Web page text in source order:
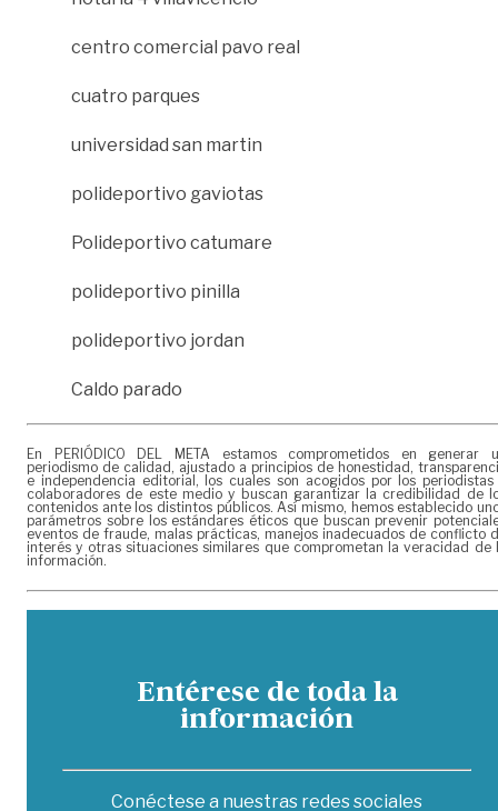
centro comercial pavo real
cuatro parques
universidad san martin
polideportivo gaviotas
Polideportivo catumare
polideportivo pinilla
polideportivo jordan
Caldo parado
En PERIÓDICO DEL META estamos comprometidos en generar
periodismo de calidad, ajustado a principios de honestidad,
e independencia editorial, los cuales son acogidos por los periodistas
colaboradores de este medio y buscan garantizar la credibilidad de
contenidos ante los distintos públicos. Así mismo, hemos establecido
parámetros sobre los estándares éticos que buscan prevenir
eventos de fraude, malas prácticas, manejos inadecuados de conflicto
interés y otras situaciones similares que comprometan la veracidad de
información.
Entérese de toda la
información
Conéctese a nuestras redes sociales